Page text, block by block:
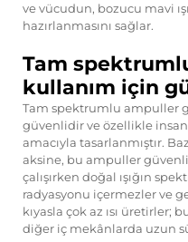
ve vücudun, bozucu mavi
hazırlanmasını sağlar.
Tam
kullanım için
Tam spektrumlu ampuller
güvenlidir ve özellikle insan
amacıyla tasarlanmıştır.
aksine, bu ampuller
çalışırken doğal ışığın
radyasyonu içermezler ve
kıyasla çok az ısı üretirler;
diğer iç mekânlarda uzun